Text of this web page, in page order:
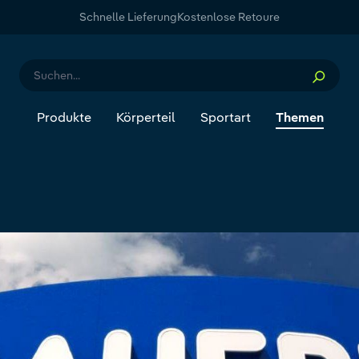
Schnelle LieferungKostenlose Retoure
Produkte Körperteil Sportart Themen